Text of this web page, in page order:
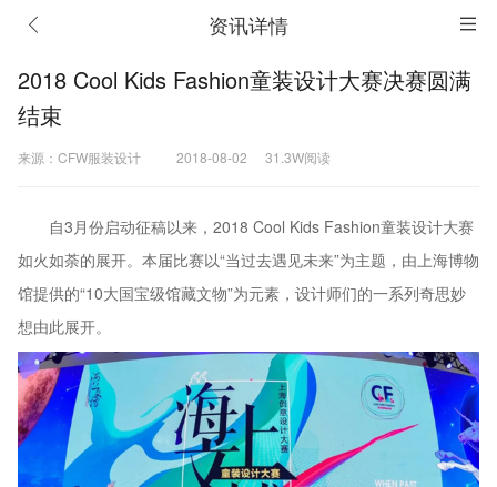
资讯详情
2018 Cool Kids Fashion童装设计大赛决赛圆满
结束
来源：CFW服装设计 2018-08-02 31.3W阅读
自3月份启动征稿以来，2018 Cool Kids Fashion童装设计大赛
如火如荼的展开。本届比赛以“当过去遇见未来”为主题，由上海博物
馆提供的“10大国宝级馆藏文物”为元素，设计师们的一系列奇思妙
想由此展开。